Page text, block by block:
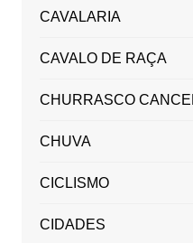
CAVALARIA
CAVALO DE RAÇA
CHURRASCO
CHUVA
CICLISMO
CIDADES